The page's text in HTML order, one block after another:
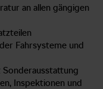
an allen gängigen
Fahrsysteme und
Inspektionen und